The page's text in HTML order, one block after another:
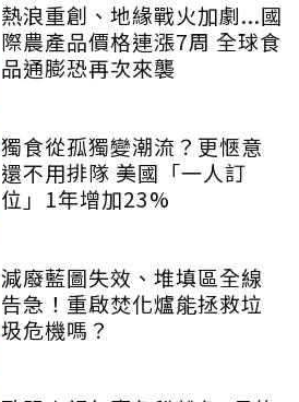
熱浪重創、地緣戰火加劇...國
際農產品價格連漲7周 全球食
品通膨恐再次來襲
獨食從孤獨變潮流？更愜意
還不用排隊 美國「一人訂
位」1年增加23%
減廢藍圖失效、堆填區全線
告急！重啟焚化爐能拯救垃
圾危機嗎？